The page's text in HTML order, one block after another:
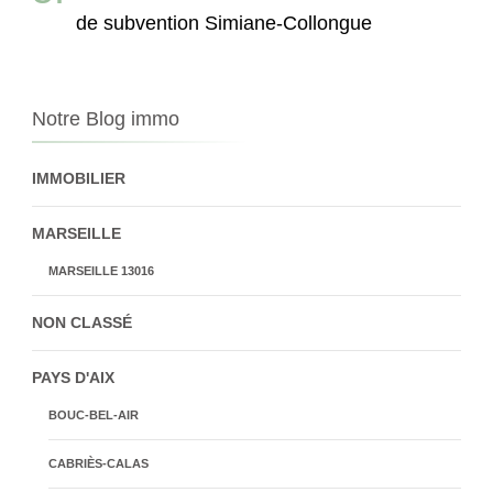
de subvention Simiane-Collongue
Notre Blog immo
IMMOBILIER
MARSEILLE
MARSEILLE 13016
NON CLASSÉ
PAYS D'AIX
BOUC-BEL-AIR
CABRIÈS-CALAS